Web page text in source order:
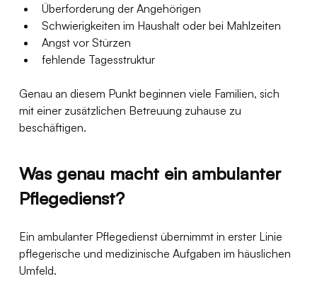
Überforderung der Angehörigen
Schwierigkeiten im Haushalt oder bei Mahlzeiten
Angst vor Stürzen
fehlende Tagesstruktur
Genau an diesem Punkt beginnen viele Familien, sich
mit einer zusätzlichen Betreuung zuhause zu
beschäftigen.
Was genau macht ein ambulanter
Pflegedienst?
Ein ambulanter Pflegedienst übernimmt in erster Linie
pflegerische und medizinische Aufgaben im häuslichen
Umfeld.